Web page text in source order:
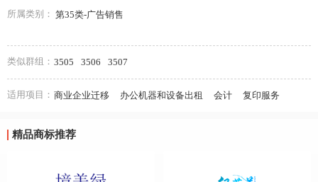
所属类别： 第35类-广告销售
类似群组： 3505 3506 3507
适用项目： 商业企业迁移 办公机器和设备出租 会计 复印服务
精品商标推荐